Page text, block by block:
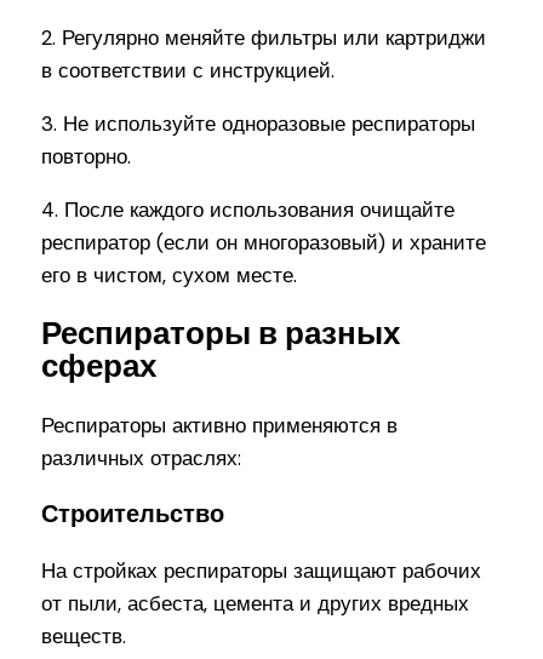
2. Регулярно меняйте фильтры или картриджи
в соответствии с инструкцией.
3. Не используйте одноразовые респираторы
повторно.
4. После каждого использования очищайте
респиратор (если он многоразовый) и храните
его в чистом, сухом месте.
Респираторы в разных
сферах
Респираторы активно применяются в
различных отраслях:
Строительство
На стройках респираторы защищают рабочих
от пыли, асбеста, цемента и других вредных
веществ.